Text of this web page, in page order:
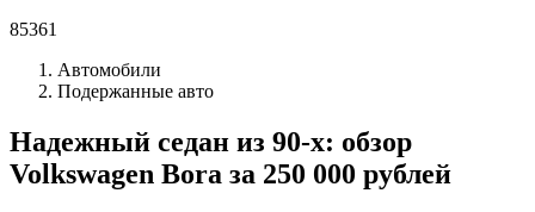
85361
Автомобили
Подержанные авто
Надежный седан из 90-х: обзор
Volkswagen Bora за 250 000 рублей